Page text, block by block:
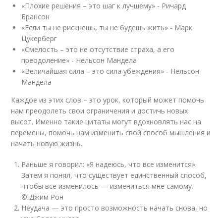
«Плохие решения – это шаг к лучшему» - Ричард
Брансон
«Если ты не рискнешь, ты не будешь жить» - Марк
Цукерберг
«Смелость – это не отсутствие страха, а его
преодоление» - Нельсон Мандела
«Величайшая сила – это сила убеждения» - Нельсон
Мандела
Каждое из этих слов – это урок, который может помочь
нам преодолеть свои ограничения и достичь новых
высот. Именно такие цитаты могут вдохновлять нас на
перемены, помочь нам изменить свой способ мышления и
начать новую жизнь.
Раньше я говорил: «Я надеюсь, что все изменится».
Затем я понял, что существует единственный способ,
чтобы все изменилось — измениться мне самому.
© Джим Рон
Неудача — это просто возможность начать снова, но